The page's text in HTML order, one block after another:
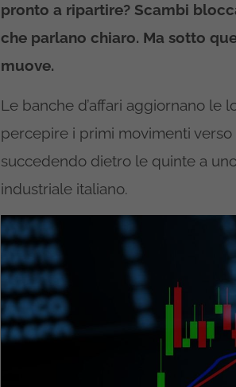
pronto a ripartire? Scambi
che parlano chiaro. Ma sotto
muove.
Le banche d’affari aggiornano le
percepire i primi movimenti
succedendo dietro le quinte a
industriale italiano.